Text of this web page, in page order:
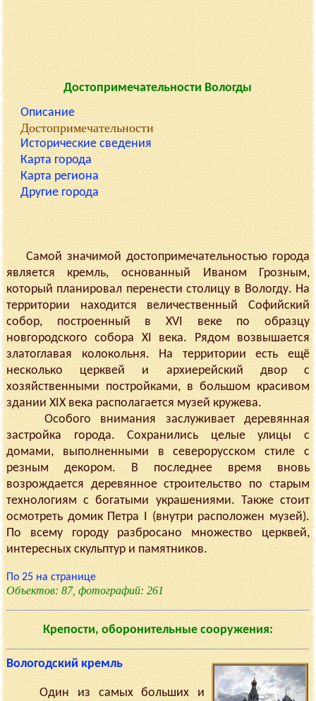
Достопримечательности Вологды
Описание
Достопримечательности
Исторические сведения
Карта города
Карта региона
Другие города
Самой значимой достопримечательностью города
является кремль, основанный Иваном Грозным,
который планировал перенести столицу в Вологду. На
территории находится величественный Софийский
собор, построенный в XVI веке по образцу
новгородского собора XI века. Рядом возвышается
златоглавая колокольня. На территории есть ещё
несколько церквей и архиерейский двор с
хозяйственными постройками, в большом красивом
здании XIX века располагается музей кружева.
Особого внимания заслуживает деревянная
застройка города. Сохранились целые улицы с
домами, выполненными в северорусском стиле с
резным декором. В последнее время вновь
возрождается деревянное строительство по старым
технологиям с богатыми украшениями. Также стоит
осмотреть домик Петра I (внутри расположен музей).
По всему городу разбросано множество церквей,
интересных скульптур и памятников.
По 25 на странице
Объектов: 87, фотографий: 261
Крепости, оборонительные сооружения:
Вологодский кремль
Один из самых больших и